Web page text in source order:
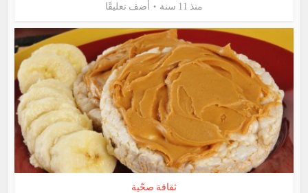
منذ 11 سنة أضف تعليقًا
ثقافة صحّية